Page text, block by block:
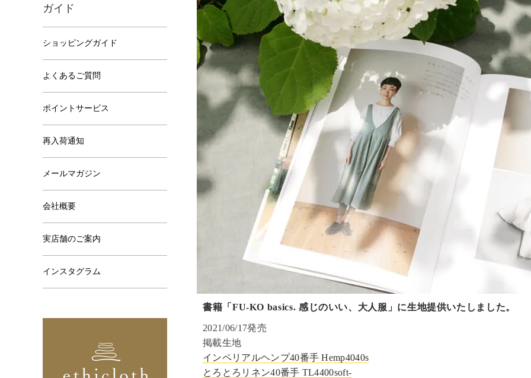
書籍「FU-KO basics. 感じのいい、大人服」に生地提供いたしました。
2021/06/17発売
掲載生地
インペリアルヘンプ40番手 Hemp4040s
とろとろリネン40番手 TL4400soft-
ガイド
ショッピングガイド
よくあるご質問
ポイントサービス
再入荷通知
メールマガジン
会社概要
実店舗のご案内
インスタグラム